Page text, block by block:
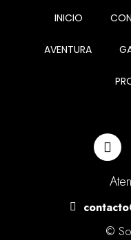
INICIO
AVENTURA
©